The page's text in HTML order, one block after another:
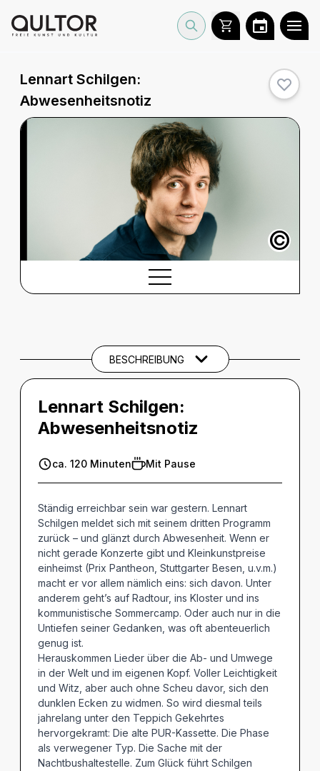
Lennart Schilgen:
Abwesenheitsnotiz
©
THEMEN UND SCHLAGWÖRTER
BESCHREIBUNG
Lennart Schilgen:
Abwesenheitsnotiz
ca. 120 Minuten Mit Pause
Ständig erreichbar sein war gestern. Lennart
Schilgen meldet sich mit seinem dritten Programm
zurück – und glänzt durch Abwesenheit. Wenn er
nicht gerade Konzerte gibt und Kleinkunstpreise
einheimst (Prix Pantheon, Stuttgarter Besen, u.v.m.)
macht er vor allem nämlich eins: sich davon. Unter
anderem geht’s auf Radtour, ins Kloster und ins
kommunistische Sommercamp. Oder auch nur in die
Untiefen seiner Gedanken, was oft abenteuerlich
genug ist.
Herauskommen Lieder über die Ab- und Umwege
in der Welt und im eigenen Kopf. Voller Leichtigkeit
und Witz, aber auch ohne Scheu davor, sich den
dunklen Ecken zu widmen. So wird diesmal teils
jahrelang unter den Teppich Gekehrtes
hervorgekramt: Die alte PUR-Kassette. Die Phase
als verwegener Typ. Die Sache mit der
Nachtbushaltestelle. Zum Glück führt Schilgen